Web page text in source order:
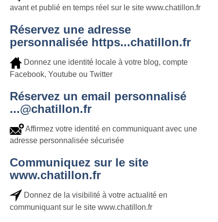
avant et publié en temps réel sur le site www.chatillon.fr
Réservez une adresse
personnalisée https...chatillon.fr
Donnez une identité locale à votre blog, compte
Facebook, Youtube ou Twitter
Réservez un email personnalisé
...@chatillon.fr
Affirmez votre identité en communiquant avec une
adresse personnalisée sécurisée
Communiquez sur le site
www.chatillon.fr
Donnez de la visibilité à votre actualité en
communiquant sur le site www.chatillon.fr